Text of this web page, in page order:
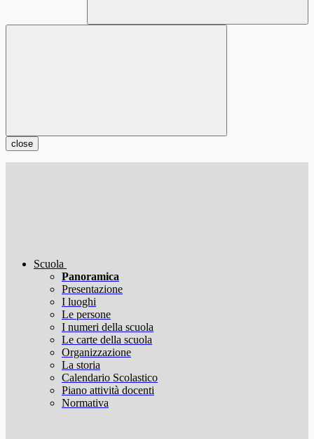
close
Scuola
Panoramica
Presentazione
I luoghi
Le persone
I numeri della scuola
Le carte della scuola
Organizzazione
La storia
Calendario Scolastico
Piano attività docenti
Normativa